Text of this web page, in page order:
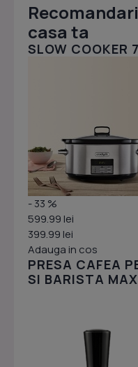
casa ta
SLOW COOKER
- 33 %
599.99 lei
399.99 lei
Adauga in cos
PRESA CAFEA
SI BARISTA MAX